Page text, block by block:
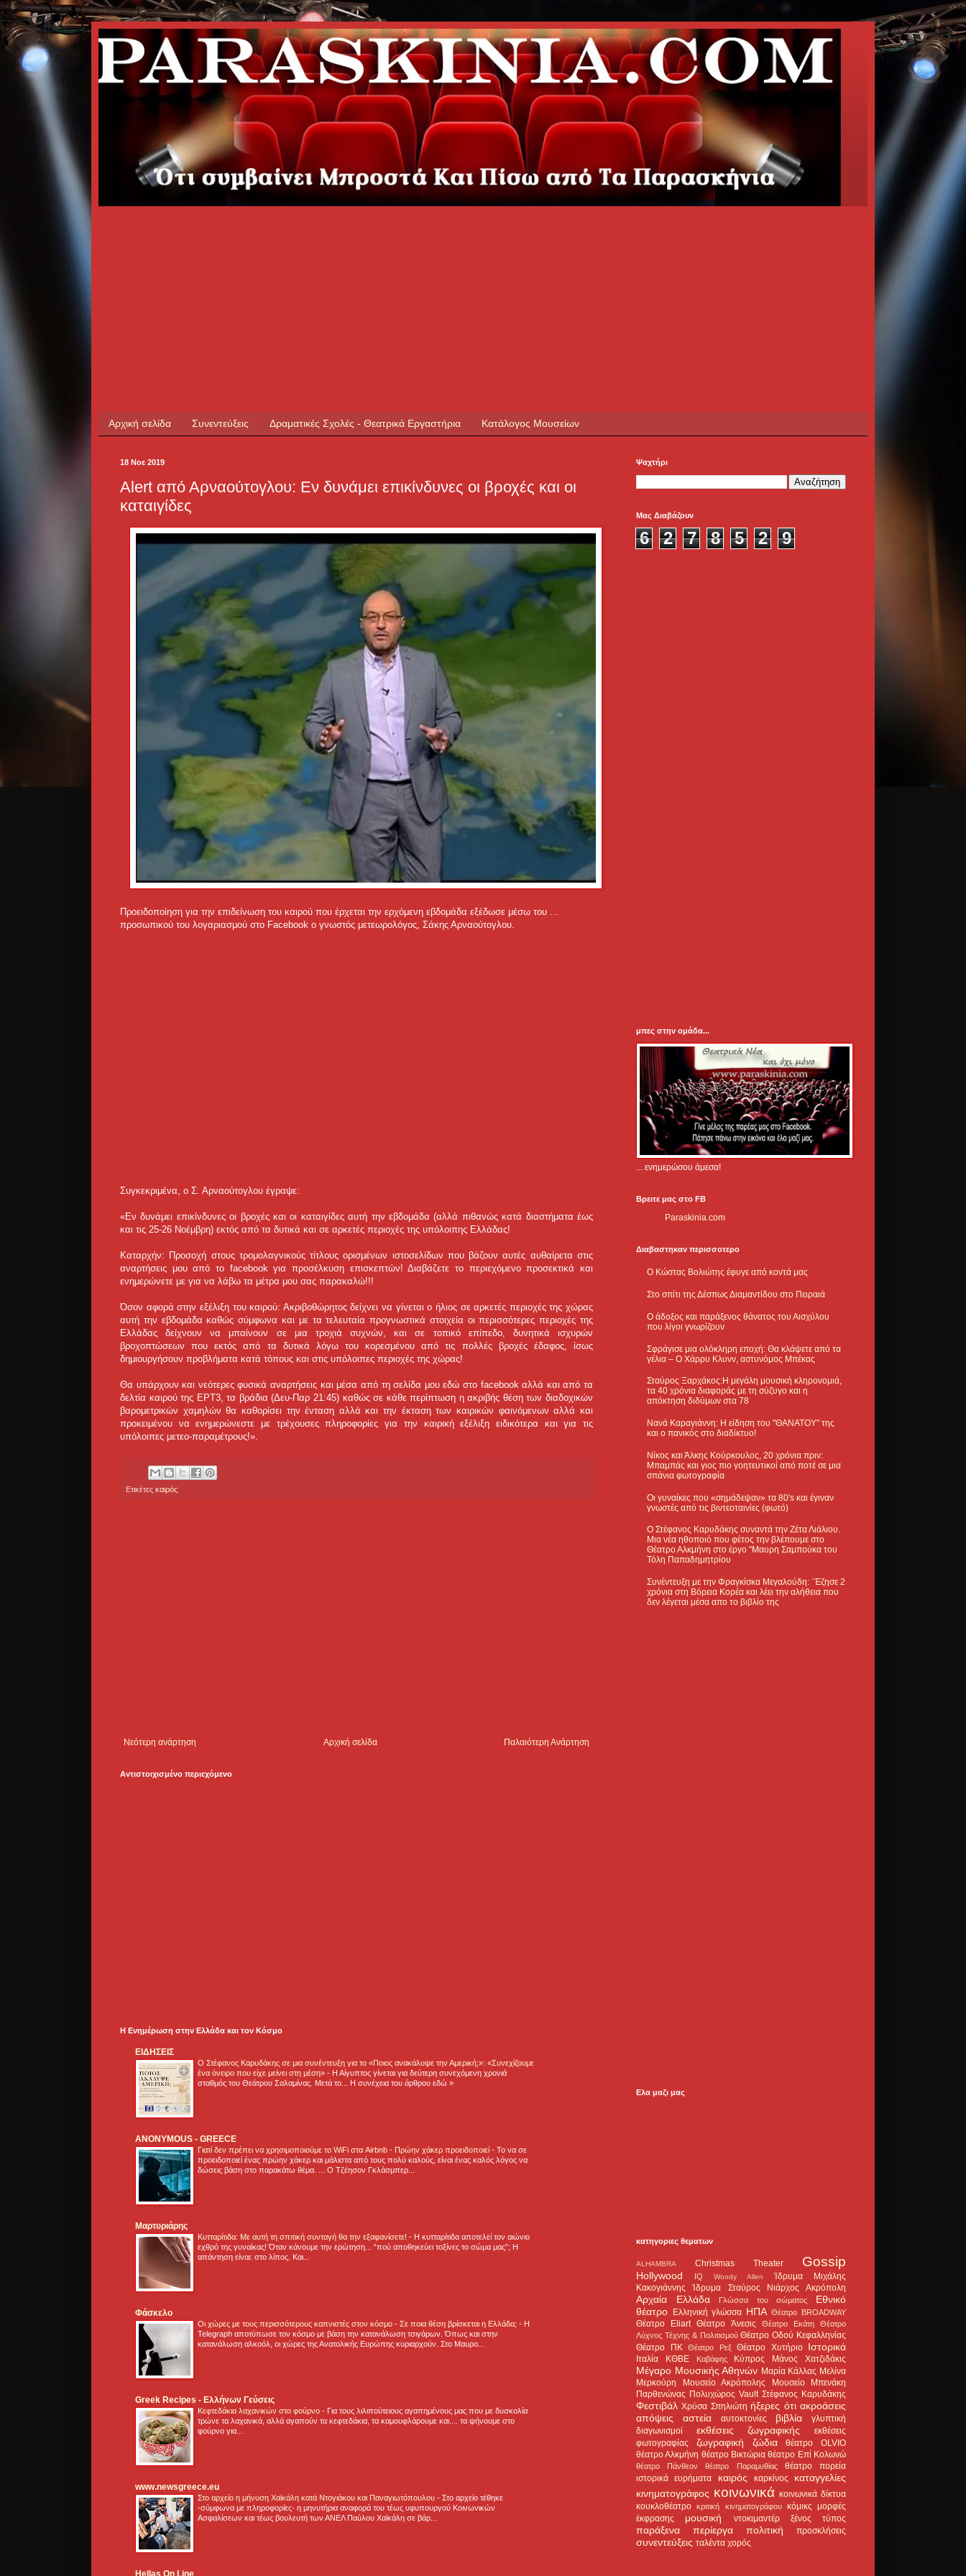
Αρχική σελίδα Συνεντεύξεις Δραματικές Σχολές - Θεατρικά Εργαστήρια Κατάλογος Μουσείων
18 Νοε 2019
Alert από Αρναούτογλου: Εν δυνάμει επικίνδυνες οι βροχές και οι
καταιγίδες
Προειδοποίηση για την επιδείνωση του καιρού που έρχεται την ερχόμενη εβδομάδα εξέδωσε μέσω του ...
προσωπικού του λογαριασμού στο Facebook ο γνωστός μετεωρολόγος, Σάκης Αρναούτογλου.
Συγκεκριμένα, ο Σ. Αρναούτογλου έγραψε:
«Εν δυνάμει επικίνδυνες οι βροχές και οι καταιγίδες αυτή την εβδομάδα (αλλά πιθανώς κατά διαστήματα έως
και τις 25-26 Νοέμβρη) εκτός από τα δυτικά και σε αρκετές περιοχές της υπόλοιπης Ελλάδας!
Καταρχήν: Προσοχή στους τρομολαγνικούς τίτλους ορισμένων ιστοσελίδων που βάζουν αυτές αυθαίρετα στις
αναρτήσεις μου από το facebook για προσέλκυση επισκεπτών! Διαβάζετε το περιεχόμενο προσεκτικά και
ενημερώνετε με για να λάβω τα μέτρα μου σας παρακαλώ!!!
Όσον αφορά στην εξέλιξη του καιρού: Ακριβοθώρητος δείχνει να γίνεται ο ήλιος σε αρκετές περιοχές της χώρας
αυτή την εβδομάδα καθώς σύμφωνα και με τα τελευταία προγνωστικά στοιχεία οι περισσότερες περιοχές της
Ελλάδας δείχνουν να μπαίνουν σε μια τροχιά συχνών, και σε τοπικό επίπεδο, δυνητικά ισχυρών
βροχοπτώσεων που εκτός από τα δυτικά λόγω του κορεσμένου από τις πολλές βροχές έδαφος, ίσως
δημιουργήσουν προβλήματα κατά τόπους και στις υπόλοιπες περιοχές της χώρας!
Θα υπάρχουν και νεότερες φυσικά αναρτήσεις και μέσα από τη σελίδα μου εδώ στο facebook αλλά και από τα
δελτία καιρού της ΕΡΤ3, τα βράδια (Δευ-Παρ 21:45) καθώς σε κάθε περίπτωση η ακριβής θέση των διαδοχικών
βαρομετρικών χαμηλών θα καθορίσει την ένταση αλλά και την έκταση των καιρικών φαινόμενων αλλά και
προκειμένου να ενημερώνεστε με τρέχουσες πληροφορίες για την καιρική εξέλιξη ειδικότερα και για τις
υπόλοιπες μετεο-παραμέτρους!».
Ετικέτες καιρός
Νεότερη ανάρτηση Παλαιότερη Ανάρτηση
Αρχική σελίδα
Αντιστοιχισμένο περιεχόμενο
Η Ενημέρωση στην Ελλάδα και τoν Κόσμο
ΕΙΔΗΣΕΙΣ
Ο Στέφανος Καρυδάκης σε μια συνέντευξη για το «Ποιος ανακάλυψε την Αμερική;»: «Συνεχίζουμε
ένα όνειρο που είχε μείνει στη μέση» - Η Αίγυπτος γίνεται για δεύτερη συνεχόμενη χρονιά
σταθμός του Θεάτρου Σαλαμίνας. Μετά το... Η συνέχεια του άρθρου εδώ »
ANONYMOUS - GREECE
Γιατί δεν πρέπει να χρησιμοποιούμε το WiFi στα Airbnb - Πρώην χάκερ προειδοποιεί- Το να σε
προειδοποιεί ένας πρώην χάκερ και μάλιστα από τους πολύ καλούς, είναι ένας καλός λόγος να
δώσεις βάση στο παρακάτω θέμα. ... Ο Τζέησον Γκλάσμπερ...
Μαρτυριάρης
Κυτταρίτιδα: Με αυτή τη σπιτική συνταγή θα την εξαφανίσετε! - H κυτταρίτιδα αποτελεί τον αιώνιο
εχθρό της γυναίκας! Όταν κάνουμε την ερώτηση... “πού αποθηκεύει τοξίνες το σώμα μας”; Η
απάντηση είναι: στο λίπος. Και...
Φάσκελο
Οι χώρες με τους περισσότερους καπνιστές στον κόσμο - Σε ποια θέση βρίσκεται η Ελλάδα; - Η
Telegraph αποτύπωσε τον κόσμο με βάση την κατανάλωση τσιγάρων. Όπως και στην
κατανάλωση αλκοόλ, οι χώρες της Ανατολικής Ευρώπης κυριαρχούν. Στο Μαυρο...
Greek Recipes - Ελλήνων Γεύσεις
Κεφτεδάκια λαχανικών στο φούρνο - Για τους λιλιπούτειους αγαπημένους μας που με δυσκολία
τρώνε τα λαχανικά, αλλά αγαπούν τα κεφτεδάκια, τα καμουφλάρουμε και.... τα ψήνουμε στο
φούρνο για...
www.newsgreece.eu
Στο αρχείο η μήνυση Χαϊκάλη κατά Ντογιάκου και Παναγιωτόπουλου - Στο αρχείο τέθηκε
-σύμφωνα με πληροφορίες- η μηνυτήρια αναφορά του τέως υφυπουργού Κοινωνικών
Ασφαλίσεων και τέως βουλευτή των ΑΝΕΛ Παύλου Χαϊκάλη σε βάρ...
Hellas On Line
Ψαχτήρι
Μας Διαβάζουν
6 2 7 8 5 2 9
μπες στην ομάδα...
... ενημερώσου άμεσα!
Βρειτε μας στο FB
Paraskinia.com
Διαβαστηκαν περισσοτερο
Ο Κώστας Βολιώτης έφυγε από κοντά μας
Στο σπίτι της Δέσπως Διαμαντίδου στο Πειραιά
Ο άδοξος και παράξενος θάνατος του Αισχύλου
που λίγοι γνωρίζουν
Σφράγισε μια ολόκληρη εποχή: Θα κλάψετε από τα
γέλια – Ο Χάρρυ Κλυνν, αστυνόμος Μπέκας
Σταύρος Ξαρχάκος:Η μεγάλη μουσική κληρονομιά,
τα 40 χρόνια διαφοράς με τη σύζυγο και η
απόκτηση διδύμων στα 78
Νανά Καραγιάννη: Η είδηση του "ΘΑΝΑΤΟΥ" της
και ο πανικός στο διαδίκτυο!
Νίκος και Άλκης Κούρκουλος, 20 χρόνια πριν:
Μπαμπάς και γιος πιο γοητευτικοί από ποτέ σε μια
σπάνια φωτογραφία
Οι γυναίκες που «σημάδεψαν» τα 80's και έγιναν
γνωστές από τις βιντεοταινίες (φωτό)
Ο Στέφανος Καρυδάκης συναντά την Ζέτα Λιάλιου.
Μια νέα ηθοποιό που φέτος την βλέπουμε στο
Θέατρο Αλκμήνη στο έργο "Μαυρη Σαμπούκα του
Τόλη Παπαδημητρίου
Συνέντευξη με την Φραγκίσκα Μεγαλούδη: ΄Έζησε 2
χρόνια στη Βόρεια Κορέα και λέει την αλήθεια που
δεν λέγεται μέσα απο το βιβλίο της
Ελα μαζι μας
κατηγοριες θεματων
ALHAMBRA Christmas Theater Gossip
Hollywood IQ Woody Allen
Ίδρυμα Μιχάλης
Κακογιάννης
Ίδρυμα Σταύρος Νιάρχος Ακρόπολη
Αρχαία Ελλάδα Γλώσσα του σώματος
Εθνικό
θέατρο Ελληνική γλώσσα ΗΠΑ Θέατρο BROADWAY
Θέατρο Eliart Θέατρο Άνεσις Θέατρο Εκάτη
Θέατρο
Λύχνος Τέχνης & Πολιτισμού Θέατρο Οδού Κεφαλληνίας
Θέατρο ΠΚ
Θέατρο Ρεξ Θέατρο Χυτήριο Ιστορικά
Ιταλία ΚΘΒΕ Καβάφης Κύπρος Μάνος Χατζιδάκις
Μέγαρο Μουσικής Αθηνών Μαρία Κάλλας Μελίνα
Μερκούρη
Μουσείο Ακρόπολης
Μουσείο Μπενάκη
Παρθενώνας Πολυχώρος Vault Στέφανος Καρυδάκης
Φεστιβάλ Χρύσα Σπηλιώτη ήξερες ότι ακροάσεις
απόψεις
αστεία αυτοκτονίες βιβλία
γλυπτική
διαγωνισμοί
εκθέσεις ζωγραφικής
εκθέσεις
φωτογραφίας
ζωγραφική ζώδια
θέατρο OLVIO
θέατρο Αλκμήνη θέατρο Βικτώρια θέατρο Επί Κολωνώ
θέατρο Πάνθεον θέατρο Παραμυθίας
θέατρο πορεία
ιστορικά ευρήματα
καιρός καρκίνος
καταγγελίες
κινηματογράφος κοινωνικά κοινωνικά δίκτυα
κουκλοθέατρο
κριτική κινηματογράφου κόμικς μορφές
έκφρασης
μουσική ντοκιμαντέρ ξένος τύπος
παράξενα περίεργα πολιτική προσκλήσεις
συνεντεύξεις ταλέντα χορός